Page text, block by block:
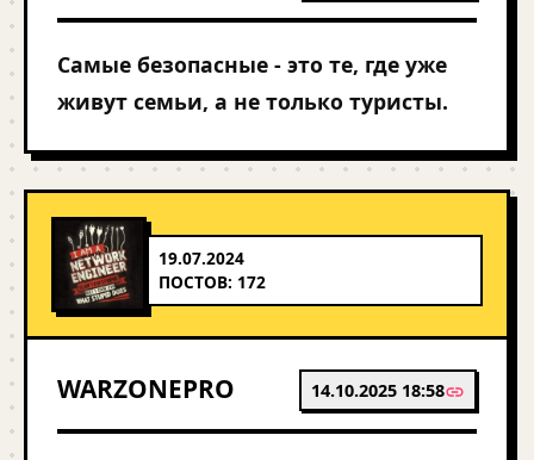
Самые безопасные - это те, где уже
живут семьи, а не только туристы.
19.07.2024
ПОСТОВ: 172
WARZONEPRO 14.10.2025 18:58